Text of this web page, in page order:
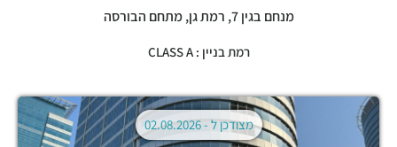
מנחם בגין 7, רמת גן,מתחם הבורסה
רמת בניין : CLASS A
מצודכן ל -02.08.2026